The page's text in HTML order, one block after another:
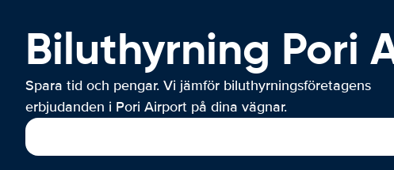
Biluthyrning Pori
Spara tid och pengar. Vi jämför biluthyrningsföretagens
erbjudanden i Pori Airport på dina vägnar.